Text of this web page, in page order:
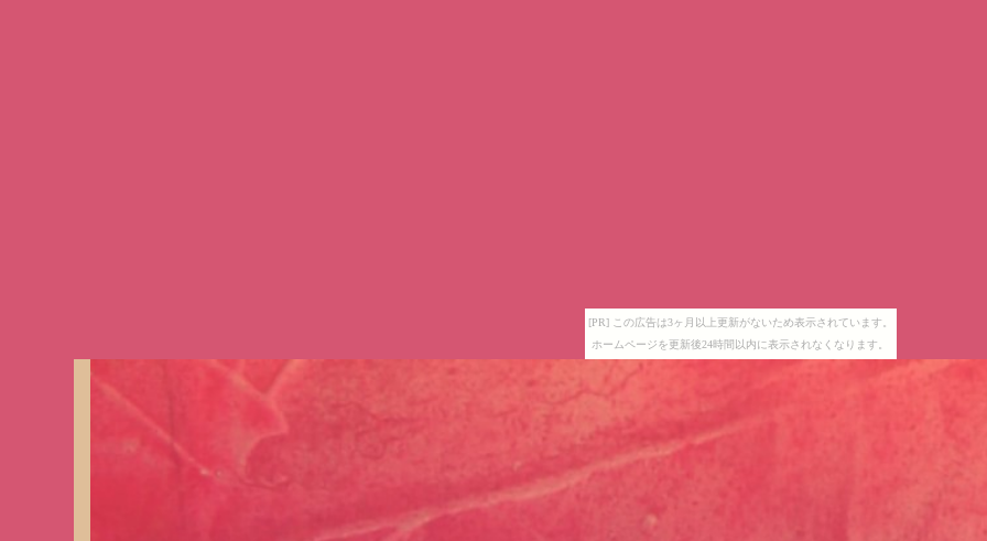
[PR] この広告は3ヶ月以上更新がないため表示されています。
ホームページを更新後24時間以内に表示されなくなります。